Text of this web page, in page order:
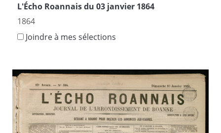
L'Écho Roannais du 03 janvier 1864
1864
Joindre à mes sélections